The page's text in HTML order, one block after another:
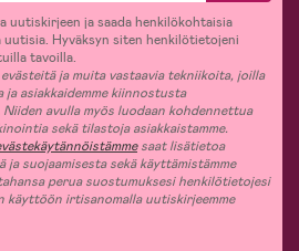
uutiskirjeen ja saada henkilökohtaisia
uutisia. Hyväksyn siten henkilötietojeni
tavoilla.
ja muita vastaavia tekniikoita, joilla
ja asiakkaidemme kiinnostusta
avulla myös luodaan kohdennettua
sekä tilastoja asiakkaistamme.
saat lisätietoa
suojaamisesta sekä käyttämistämme
perua suostumuksesi henkilötietojesi
käyttöön irtisanomalla uutiskirjeemme